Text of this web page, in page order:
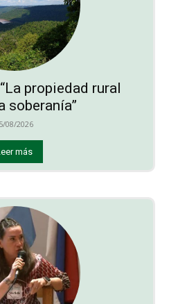
propiedad rural
soberanía”
08/2026
más